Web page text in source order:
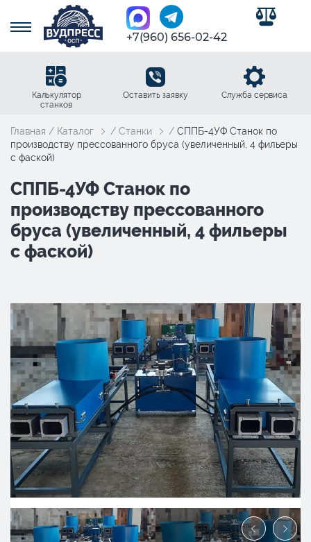
+7(960) 656-02-42
Калькулятор
станков
Оставить заявку Служба сервиса
0
Главная / Каталог / Станки / СППБ-4УФ Станок по
производству прессованного бруса (увеличенный, 4 фильеры
с фаской)
СППБ-4УФ Станок по
производству прессованного
бруса (увеличенный, 4 фильеры
с фаской)